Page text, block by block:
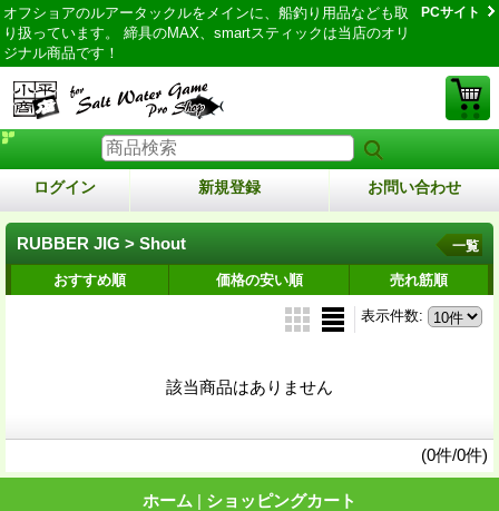
オフショアのルアータックルをメインに、船釣り用品なども取
り扱っています。 締具のMAX、smartスティックは当店のオリ
ジナル商品です！
PCサイト
ログイン 新規登録 お問い合わせ
RUBBER JIG > Shout 一覧
おすすめ順 価格の安い順 売れ筋順
表示件数:
該当商品はありません
(0件/0件)
ホーム | ショッピングカート